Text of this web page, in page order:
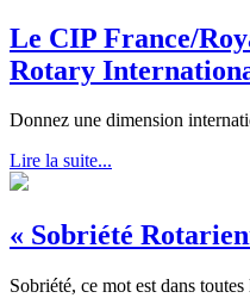
Le CIP France/
Rotary
Donnez une dimension
Lire la suite...
« Sobriété
Sobriété, ce mot est dans toutes